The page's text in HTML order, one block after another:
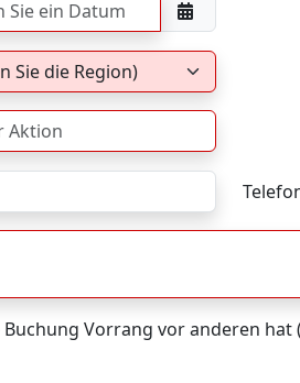
Vorrang vor anderen